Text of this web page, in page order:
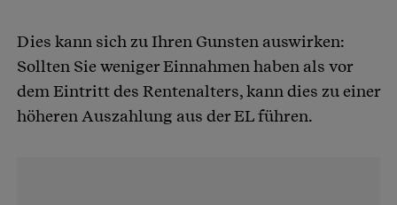
Dies kann sich zu Ihren Gunsten auswirken:
Sollten Sie weniger Einnahmen haben als vor
dem Eintritt des Rentenalters, kann dies zu einer
höheren Auszahlung aus der EL führen.